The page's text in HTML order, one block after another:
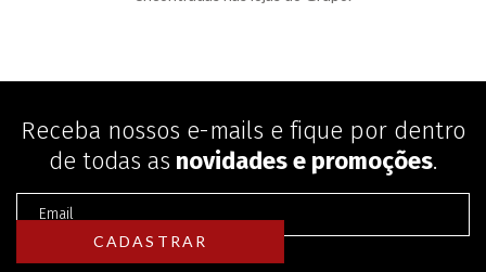
Receba nossos e-mails e fique por dentro
de todas as novidades e promoções.